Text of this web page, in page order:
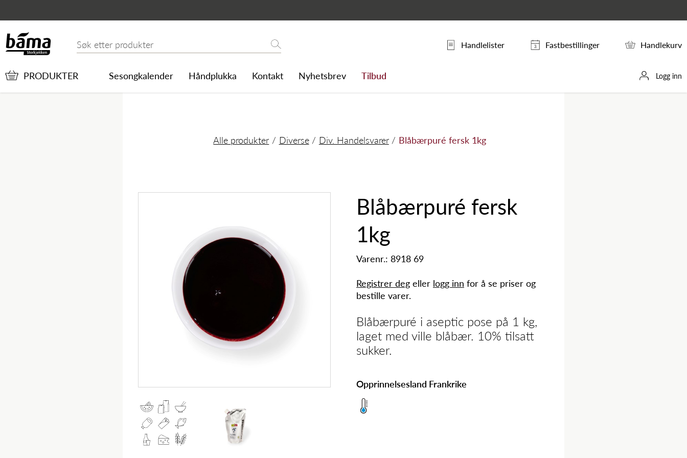
Blåbærpuré fersk 1kg
Søk etter
Søk
Handlelister Fastbestillinger Handlekurv
PRODUKTER Sesongkalender Håndplukka Kontakt Nyhetsbrev Tilbud Logg inn
Alle produkter Diverse Div. Handelsvarer Blåbærpuré fersk 1kg
Blåbærpuré fersk
1kg
Varenr.: 8918 69
Registrer deg eller logg inn for å se priser og
bestille varer.
Blåbærpuré i aseptic pose på 1 kg,
laget med ville blåbær. 10% tilsatt
sukker.
Opprinnelsesland Frankrike